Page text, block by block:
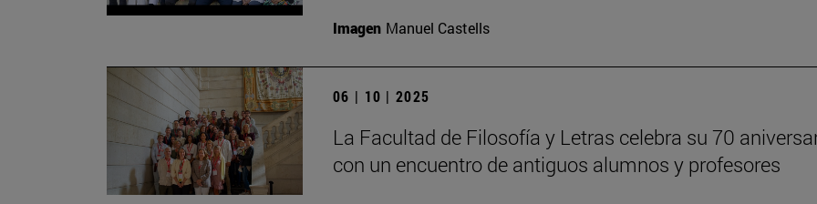
Imagen Manuel Castells
06 | 10 | 2025
La Facultad de Filosofía y Letras celebra su 70
con un encuentro de antiguos alumnos y profesores